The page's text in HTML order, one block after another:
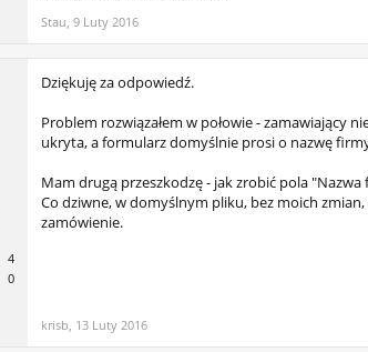
Stau, 9 Luty 2016
4
0
Dziękuję za odpowiedź.
Problem rozwiązałem w połowie - zamawiający
ukryta, a formularz domyślnie prosi o nazwę
Mam drugą przeszkodzę - jak zrobić pola
Co dziwne, w domyślnym pliku, bez moich
zamówienie.
krisb, 13 Luty 2016